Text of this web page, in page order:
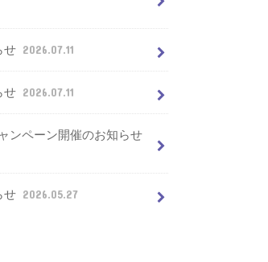
せ 2026.07.11
せ 2026.07.11
ンペーン開催のお知らせ
せ 2026.05.27